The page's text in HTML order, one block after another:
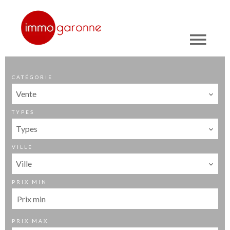
CATÉGORIE
Vente
TYPES
Types
VILLE
Ville
PRIX MIN
PRIX MAX